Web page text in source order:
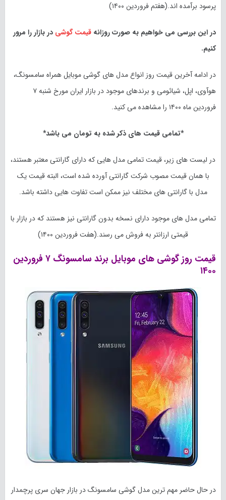
پرسود برآمده اند.(هفتم فروردین ۱۴۰۰)
در این بررسی می خواهیم به صورت روزانه قیمت گوشی در بازار را مرور
کنیم.
در ادامه آخرین قیمت روز انواع مدل های گوشی موبایل همراه سامسونگ،
هوآوی، اپل، شیائومی و برندهای موجود در بازار ایران مورخ شنبه ۷
فروردین ماه ۱۴۰۰ را مشاهده می کنید.
*تمامی قیمت های ذکر شده به تومان می باشد*
در لیست های زیر، قیمت تمامی مدل هایی که دارای گارانتی معتبر هستند،
با همان قیمت مصوب شرکت گارانتی آورده شده است، البته قیمت یک
مدل با گارانتی های مختلف نیز ممکن است تفاوت هایی داشته باشد.
تمامی مدل های موجود دارای نسخه بدون گارانتی نیز هستند که در بازار با
قیمتی ارزانتر به فروش می رسند.(هفت فروردین ۱۴۰۰)
قیمت روز گوشی های موبایل برند سامسونگ ۷ فروردین
۱۴۰۰
در حال حاضر مهم ترین مدل گوشی سامسونگ در بازار جهان سری پرچمدار